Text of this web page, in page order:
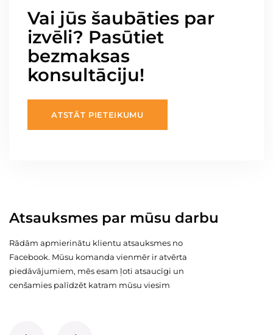
Vai jūs šaubāties par
izvēli? Pasūtiet
bezmaksas
konsultāciju!
ATSTĀT PIETEIKUMU
Atsauksmes par mūsu darbu
Rādām apmierinātu klientu atsauksmes no
Facebook. Mūsu komanda vienmēr ir atvērta
piedāvājumiem, mēs esam ļoti atsaucīgi un
cenšamies palīdzēt katram mūsu viesim